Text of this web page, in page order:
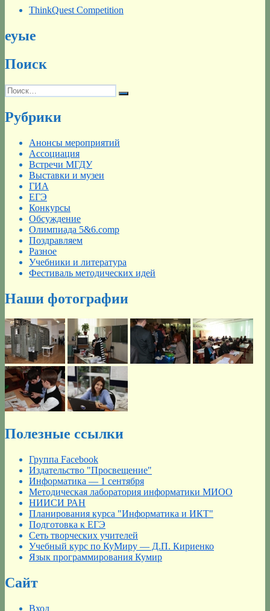
ThinkQuest Competition
еуые
Поиск
Искать:
Поиск
Рубрики
Анонсы мероприятий
Ассоциация
Встречи МГДУ
Выставки и музеи
ГИА
ЕГЭ
Конкурсы
Обсуждение
Олимпиада 5&6.comp
Поздравляем
Разное
Учебники и литература
Фестиваль методических идей
Наши фотографии
Полезные ссылки
Группа Facebook
Издательство "Просвещение"
Информатика — 1 сентября
Методическая лаборатория информатики МИОО
НИИСИ РАН
Планирования курса "Информатика и ИКТ"
Подготовка к ЕГЭ
Сеть творческих учителей
Учебный курс по КуМиру — Д.П. Кириенко
Язык программирования Кумир
Сайт
Вход